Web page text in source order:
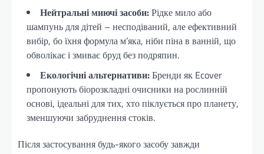
Нейтральні миючі засоби:Рідке мило або
шампунь для дітей – несподіваний, але ефективний
вибір, бо їхня формула м’яка, ніби піна в ванній, що
обволікає і змиває бруд без подряпин.
Екологічні альтернативи:Бренди як Ecover
пропонують біорозкладні очисники на рослинній
основі, ідеальні для тих, хто піклується про планету,
зменшуючи забруднення стоків.
Після застосування будь-якого засобу завжди